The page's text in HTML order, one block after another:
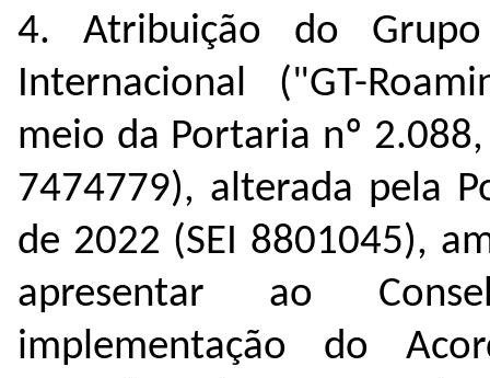
4. Atribuição do
Internacional ("GT-
meio da Portaria nº
7474779), alterada pela
de 2022 (SEI 8801045),
apresentar ao
implementação do